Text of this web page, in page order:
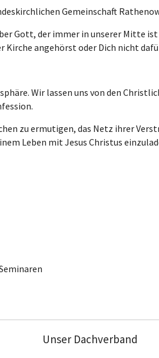
Gemeinschaft
Gott, der immer in unserer Mitte
Kirche angehörst oder Dich nicht
Wir lassen uns von den
zu ermutigen, das Netz ihrer
Leben mit Jesus Christus
Unser Dachverband